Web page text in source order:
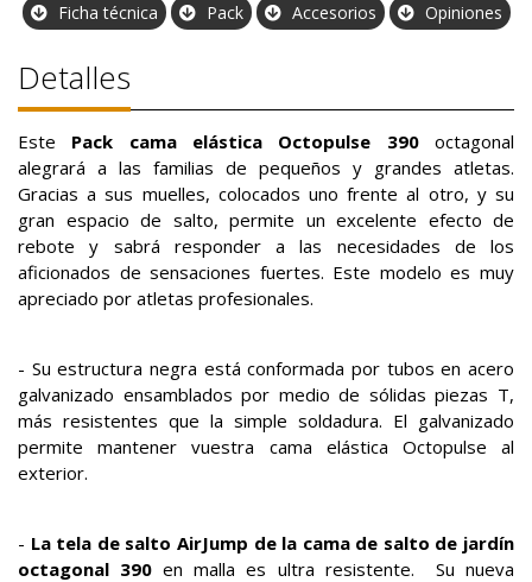
Ficha técnica Pack Accesorios Opiniones
Detalles
Este Pack cama elástica Octopulse 390octagonal
alegrará a las familias de pequeños y grandes atletas.
Gracias a sus muelles, colocados uno frente al otro, y su
gran espacio de salto, permite un excelente efecto de
rebote y sabrá responder a las necesidades de los
aficionados de sensaciones fuertes. Este modelo es muy
apreciado por atletas profesionales.
- Su estructura negra está conformada por tubos en acero
galvanizado ensamblados por medio de sólidas piezas T,
más resistentes que la simple soldadura. El galvanizado
permite mantener vuestra cama elástica Octopulse al
exterior.
- La tela de salto AirJump de la cama de salto de jardín
octagonal 390 en malla es ultra resistente. Su nueva